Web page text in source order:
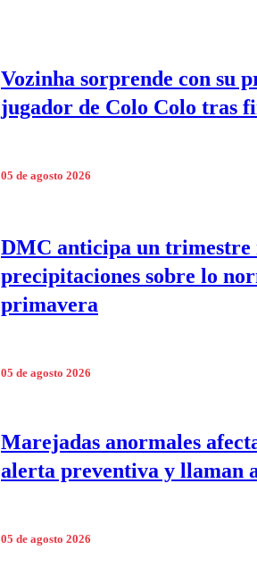
Vozinha sorprende con su
jugador de Colo Colo tras
05 de agosto 2026
DMC anticipa un trimestre
precipitaciones sobre lo
primavera
05 de agosto 2026
Marejadas anormales
alerta preventiva y llaman
05 de agosto 2026